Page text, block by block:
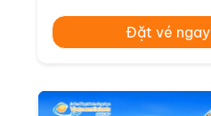
Đặt vé ngay